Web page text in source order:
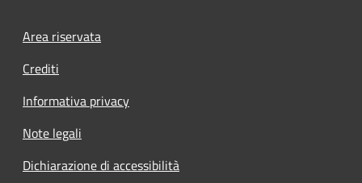
Footer menu
Area riservata
Crediti
Informativa privacy
Note legali
Dichiarazione di accessibilità